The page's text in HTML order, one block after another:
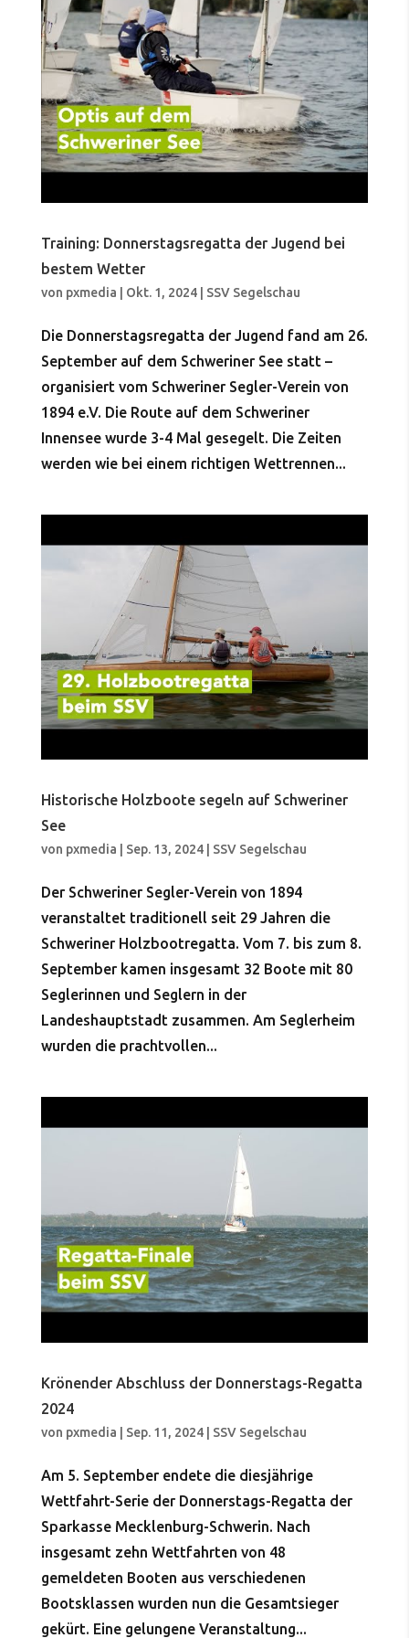
Training: Donnerstagsregatta der Jugend bei
bestem Wetter
von pxmedia | Okt. 1, 2024| SSV Segelschau
Die Donnerstagsregatta der Jugend fand am 26.
September auf dem Schweriner See statt –
organisiert vom Schweriner Segler-Verein von
1894 e.V. Die Route auf dem Schweriner
Innensee wurde 3-4 Mal gesegelt. Die Zeiten
werden wie bei einem richtigen Wettrennen...
Historische Holzboote segeln auf Schweriner
See
von pxmedia Sep. 13, 2024| SSV Segelschau
Der Schweriner Segler-Verein von 1894
veranstaltet traditionell seit 29 Jahren die
Schweriner Holzbootregatta. Vom 7. bis zum 8.
September kamen insgesamt 32 Boote mit 80
Seglerinnen und Seglern in der
Landeshauptstadt zusammen. Am Seglerheim
wurden die prachtvollen...
Krönender Abschluss der Donnerstags-Regatta
2024
von pxmedia Sep. 11, 2024| SSV Segelschau
Am 5. September endete die diesjährige
Wettfahrt-Serie der Donnerstags-Regatta der
Sparkasse Mecklenburg-Schwerin. Nach
insgesamt zehn Wettfahrten von 48
gemeldeten Booten aus verschiedenen
Bootsklassen wurden nun die Gesamtsieger
gekürt. Eine gelungene Veranstaltung...